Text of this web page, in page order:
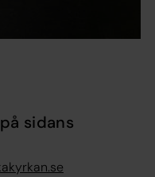
sidans